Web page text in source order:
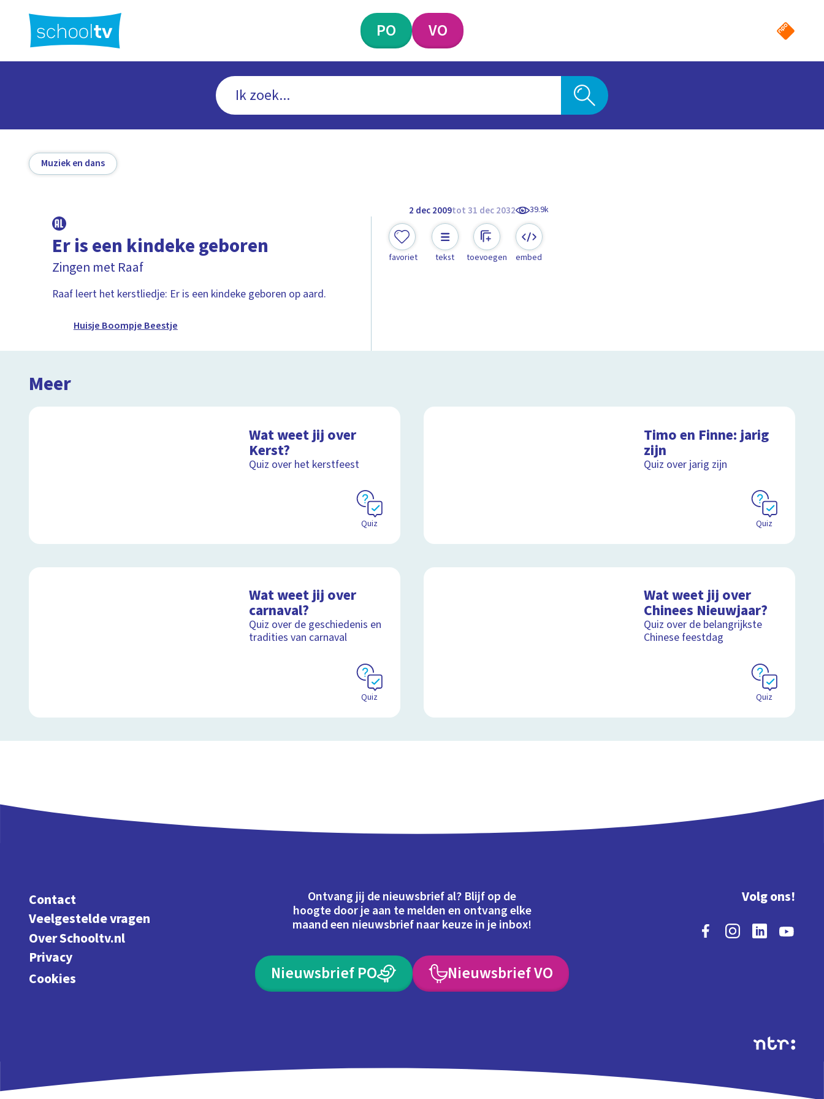
hoofdinhoud
PO VO
Muziek en dans
2 dec 2009tot 31 dec 2032 39.9k
Er is een kindeke geboren
Zingen met Raaf
Raaf leert het kerstliedje: Er is een kindeke geboren op aard.
Huisje Boompje Beestje
favoriet tekst toevoegen embed
Meer
Wat weet jij over
Kerst?
Quiz over het kerstfeest
Quiz
Timo en Finne: jarig
zijn
Quiz over jarig zijn
Quiz
Wat weet jij over
carnaval?
Quiz over de geschiedenis en
tradities van carnaval
Quiz
Wat weet jij over
Chinees Nieuwjaar?
Quiz over de belangrijkste
Chinese feestdag
Quiz
Contact
Veelgestelde vragen
Over Schooltv.nl
Privacy
Cookies
Ontvang jij de nieuwsbrief al? Blijf op de
hoogte door je aan te melden en ontvang elke
maand een nieuwsbrief naar keuze in je inbox!
Nieuwsbrief PO Nieuwsbrief VO
Volg ons!